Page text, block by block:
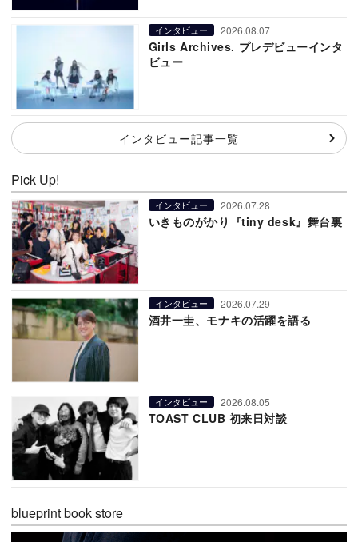
インタビュー 2026.08.07
Girls Archives. プレデビューインタ
ビュー
インタビュー記事一覧
Pick Up!
インタビュー 2026.07.28
いきものがかり『tiny desk』舞台裏
インタビュー 2026.07.29
酒井一圭、モナキの活躍を語る
インタビュー 2026.08.05
TOAST CLUB 初来日対談
blueprint book store